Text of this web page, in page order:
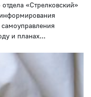
«Стрелковский»
и планах...